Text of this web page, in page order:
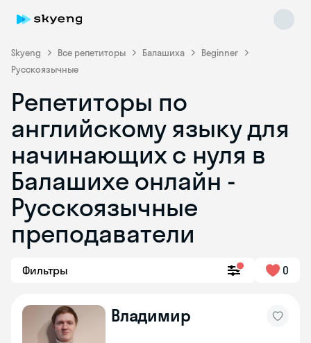
Skyeng Все репетиторы Балашиха
Beginner
Русскоязычные
Репетиторы по
английскому языку для
начинающих с нуля в
Балашихе онлайн -
Русскоязычные
преподаватели
Фильтры 0
Владимир
Skyeng Chat